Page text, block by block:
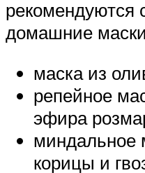
домашние
маска из
репейное
эфира
миндальное
корицы и